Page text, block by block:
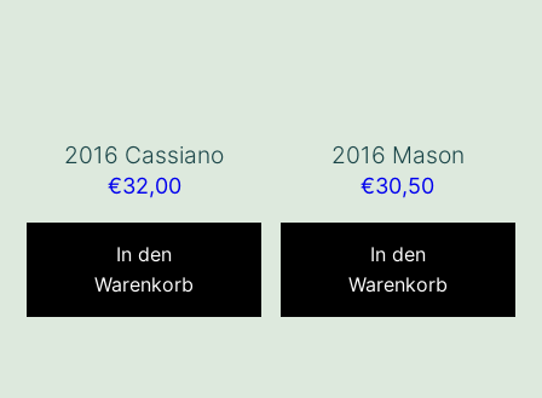
2016 Cassiano
€32,00
In den
Warenkorb
2016 Mason
€30,50
In den
Warenkorb